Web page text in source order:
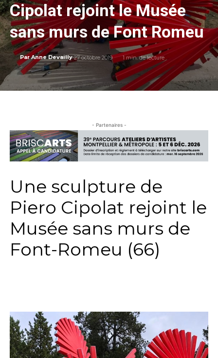
Cipolat rejoint le Musée
sans murs de Font Romeu
Par Anne Devailly 27 octobre 2019 1min. de lecture
- Partenaires -
Une sculpture de
Piero Cipolat rejoint le
Musée sans murs de
Font-Romeu (66)